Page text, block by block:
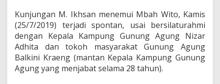
l
i
S
e
s
a
m
Kunjungan M. Ikhsan menemui Mbah Wito, Kamis
(25/7/2019) terjadi spontan, usai bersilaturahmi
dengan Kepala Kampung Gunung Agung Nizar
Adhita dan tokoh masyarakat Gunung Agung
Balkini Kraeng (mantan Kepala Kampung Gunung
Agung yang menjabat selama 28 tahun).